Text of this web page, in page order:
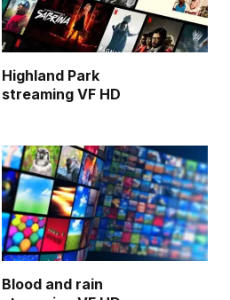
Highland Park
streaming VF HD
Blood and rain